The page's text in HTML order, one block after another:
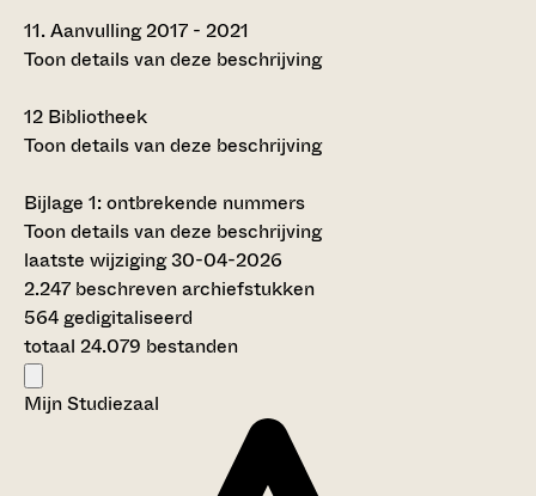
11.Aanvulling 2017 - 2021
Toon details van deze beschrijving
12 Bibliotheek
Toon details van deze beschrijving
Bijlage 1: ontbrekende nummers
Toon details van deze beschrijving
laatste wijziging 30-04-2026
2.247 beschreven archiefstukken
564 gedigitaliseerd
totaal 24.079 bestanden
Mijn Studiezaal